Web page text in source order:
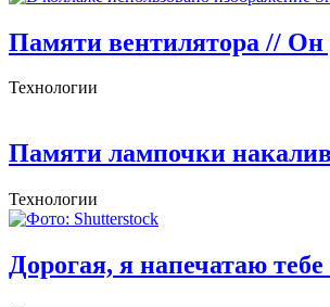
Памяти вентилятора // Он
Технологии
Памяти лампочки
Технологии
Дорогая, я напечатаю